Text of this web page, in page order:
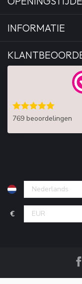
INFORMATIE
769 beoordelingen
€